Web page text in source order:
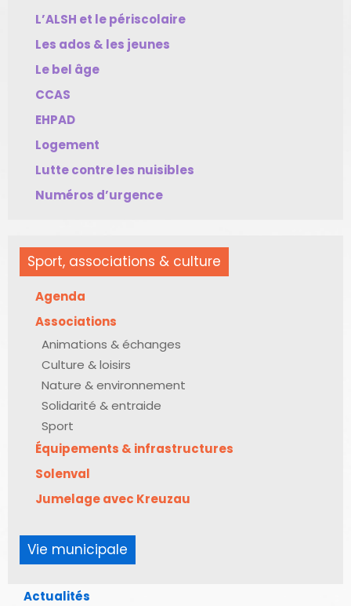
L’ALSH et le périscolaire
Les ados & les jeunes
Le bel âge
CCAS
EHPAD
Logement
Lutte contre les nuisibles
Numéros d’urgence
Sport, associations & culture
Agenda
Associations
Animations & échanges
Culture & loisirs
Nature & environnement
Solidarité & entraide
Sport
Équipements & infrastructures
Solenval
Jumelage avec Kreuzau
Vie municipale
Actualités